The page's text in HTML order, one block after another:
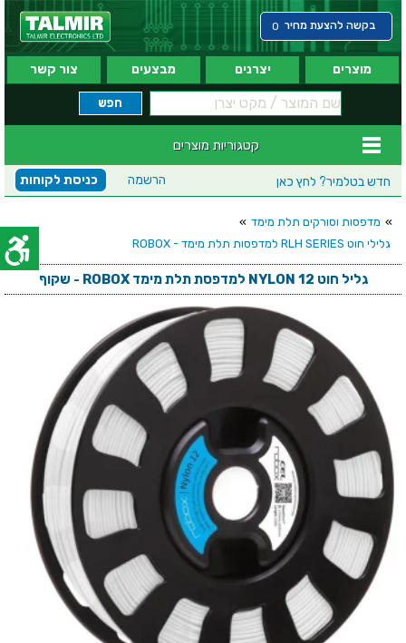
בקשה להצעת מחיר 0
מוצרים יצרנים מבצעים צור קשר
קטגוריות מוצרים
חדש בטלמיר? לחץ כאן כניסת לקוחות הרשמה
» מדפסות וסורקים תלת מימד »
גלילי חוט RLH SERIES למדפסות תלת מימד - ROBOX
גליל חוט NYLON 12 למדפסת תלת מימד ROBOX - שקוף